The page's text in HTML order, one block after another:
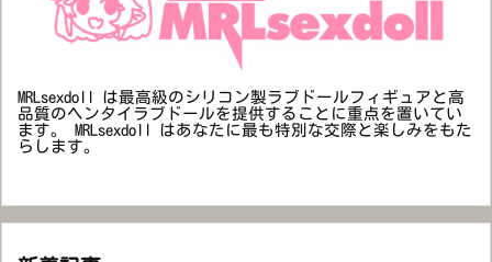
MRLsexdoll は最高級のシリコン製ラブドールフィギュアと高
品質のヘンタイラブドールを提供することに重点を置いてい
ます。 MRLsexdoll はあなたに最も特別な交際と楽しみをもた
らします。